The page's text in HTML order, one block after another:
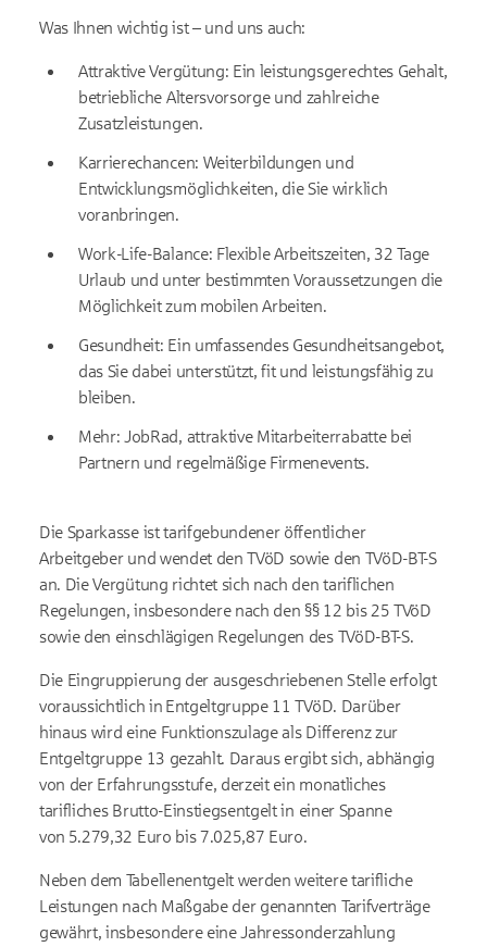
Was Ihnen wichtig ist – und uns auch:
Attraktive Vergütung: Ein leistungsgerechtes Gehalt,
betriebliche Altersvorsorge und zahlreiche
Zusatzleistungen.
Karrierechancen: Weiterbildungen und
Entwicklungsmöglichkeiten, die Sie wirklich
voranbringen.
Work-Life-Balance: Flexible Arbeitszeiten, 32 Tage
Urlaub und unter bestimmten Voraussetzungen die
Möglichkeit zum mobilen Arbeiten.
Gesundheit: Ein umfassendes Gesundheitsangebot,
das Sie dabei unterstützt, fit und leistungsfähig zu
bleiben.
Mehr: JobRad, attraktive Mitarbeiterrabatte bei
Partnern und regelmäßige Firmenevents.
Die Sparkasse ist tarifgebundener öffentlicher
Arbeitgeber und wendet den TVöD sowie den TVöD-BT-S
an. Die Vergütung richtet sich nach den tariflichen
Regelungen, insbesondere nach den §§ 12 bis 25 TVöD
sowie den einschlägigen Regelungen des TVöD-BT-S.
Die Eingruppierung der ausgeschriebenen Stelle erfolgt
voraussichtlich in Entgeltgruppe 11 TVöD. Darüber
hinaus wird eine Funktionszulage als Differenz zur
Entgeltgruppe 13 gezahlt. Daraus ergibt sich, abhängig
von der Erfahrungsstufe, derzeit ein monatliches
tarifliches Brutto-Einstiegsentgelt in einer Spanne
von 5.279,32 Euro bis 7.025,87 Euro.
Neben dem Tabellenentgelt werden weitere tarifliche
Leistungen nach Maßgabe der genannten Tarifverträge
gewährt, insbesondere eine Jahressonderzahlung